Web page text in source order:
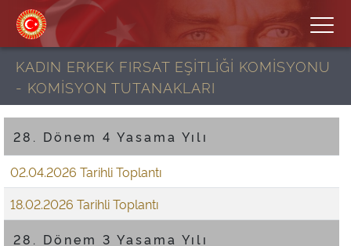
KADIN ERKEK FIRSAT EŞİTLİĞİ KOMİSYONU
- KOMİSYON TUTANAKLARI
28. Dönem 4 Yasama Yılı
02.04.2026 Tarihli Toplantı
18.02.2026 Tarihli Toplantı
28. Dönem 3 Yasama Yılı